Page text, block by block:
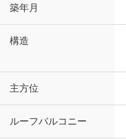
築年月
構造
主方位
ルーフバルコニー